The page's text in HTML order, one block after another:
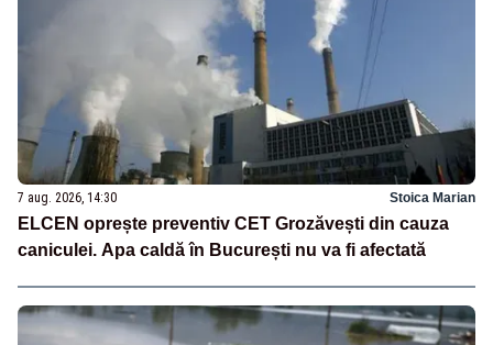
7 aug. 2026, 14:30 Stoica Marian
ELCEN oprește preventiv CET Grozăvești din cauza
caniculei. Apa caldă în București nu va fi afectată